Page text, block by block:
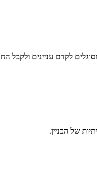
לקדם עניינים ולקבל
של הבניין.